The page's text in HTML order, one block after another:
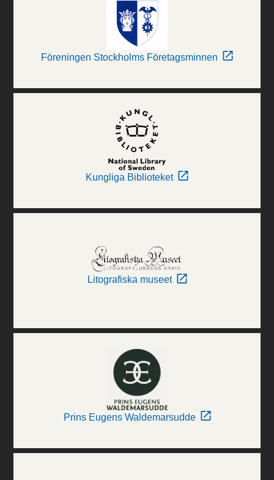
Föreningen Stockholms Företagsminnen
Kungliga Biblioteket
Litografiska museet
Prins Eugens Waldemarsudde